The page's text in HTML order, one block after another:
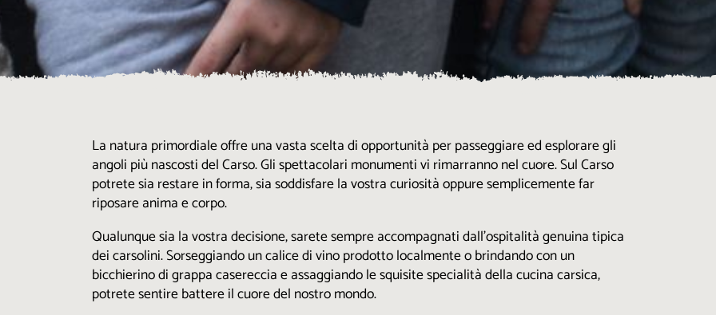
La natura primordiale offre una vasta scelta di opportunità per passeggiare ed esplorare gli
angoli più nascosti del Carso. Gli spettacolari monumenti vi rimarranno nel cuore. Sul Carso
potrete sia restare in forma, sia soddisfare la vostra curiosità oppure semplicemente far
riposare anima e corpo.
Qualunque sia la vostra decisione, sarete sempre accompagnati dall’ospitalità genuina tipica
dei carsolini. Sorseggiando un calice di vino prodotto localmente o brindando con un
bicchierino di grappa casereccia e assaggiando le squisite specialità della cucina carsica,
potrete sentire battere il cuore del nostro mondo.